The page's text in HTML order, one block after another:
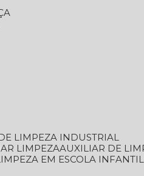
DE LIMPEZA INDUSTRIAL
LIMPEZA
AUXILIAR DE
EM ESCOLA INFANTIL